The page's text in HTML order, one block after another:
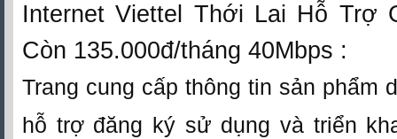
Internet Viettel Thới Lai Hỗ Trợ
Còn 135.000đ/tháng 40Mbps :
Trang cung cấp thông tin sản phẩm
hỗ trợ đăng ký sử dụng và triển